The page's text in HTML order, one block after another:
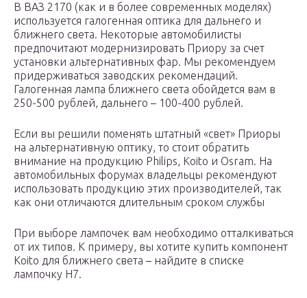
В ВАЗ 2170 (как и в более современных моделях)
используется галогенная оптика для дальнего и
ближнего света. Некоторые автомобилисты
предпочитают модернизировать Приору за счет
установки альтернативных фар. Мы рекомендуем
придерживаться заводских рекомендаций.
Галогенная лампа ближнего света обойдется вам в
250-500 рублей, дальнего – 100-400 рублей.
Если вы решили поменять штатный «свет» Приоры
на альтернативную оптику, то стоит обратить
внимание на продукцию Philips, Koito и Osram. На
автомобильных форумах владельцы рекомендуют
использовать продукцию этих производителей, так
как они отличаются длительным сроком службы
При выборе лампочек вам необходимо отталкиваться
от их типов. К примеру, вы хотите купить компонент
Koito для ближнего света – найдите в списке
лампочку H7.